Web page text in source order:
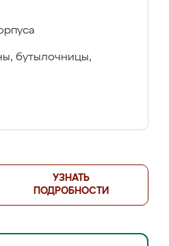
бутылочницы,
УЗНАТЬ
ПОДРОБНОСТИ